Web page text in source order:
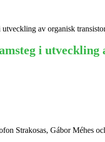
av organisk
i utveckling
Strakosas, Gábor Méhes